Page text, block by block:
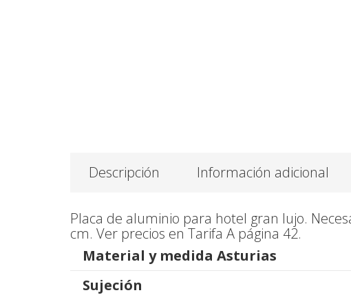
Descripción Información adicional
Placa de aluminio para hotel gran lujo.
cm. Ver precios en Tarifa A página 42.
Material y medida Asturias
Sujeción